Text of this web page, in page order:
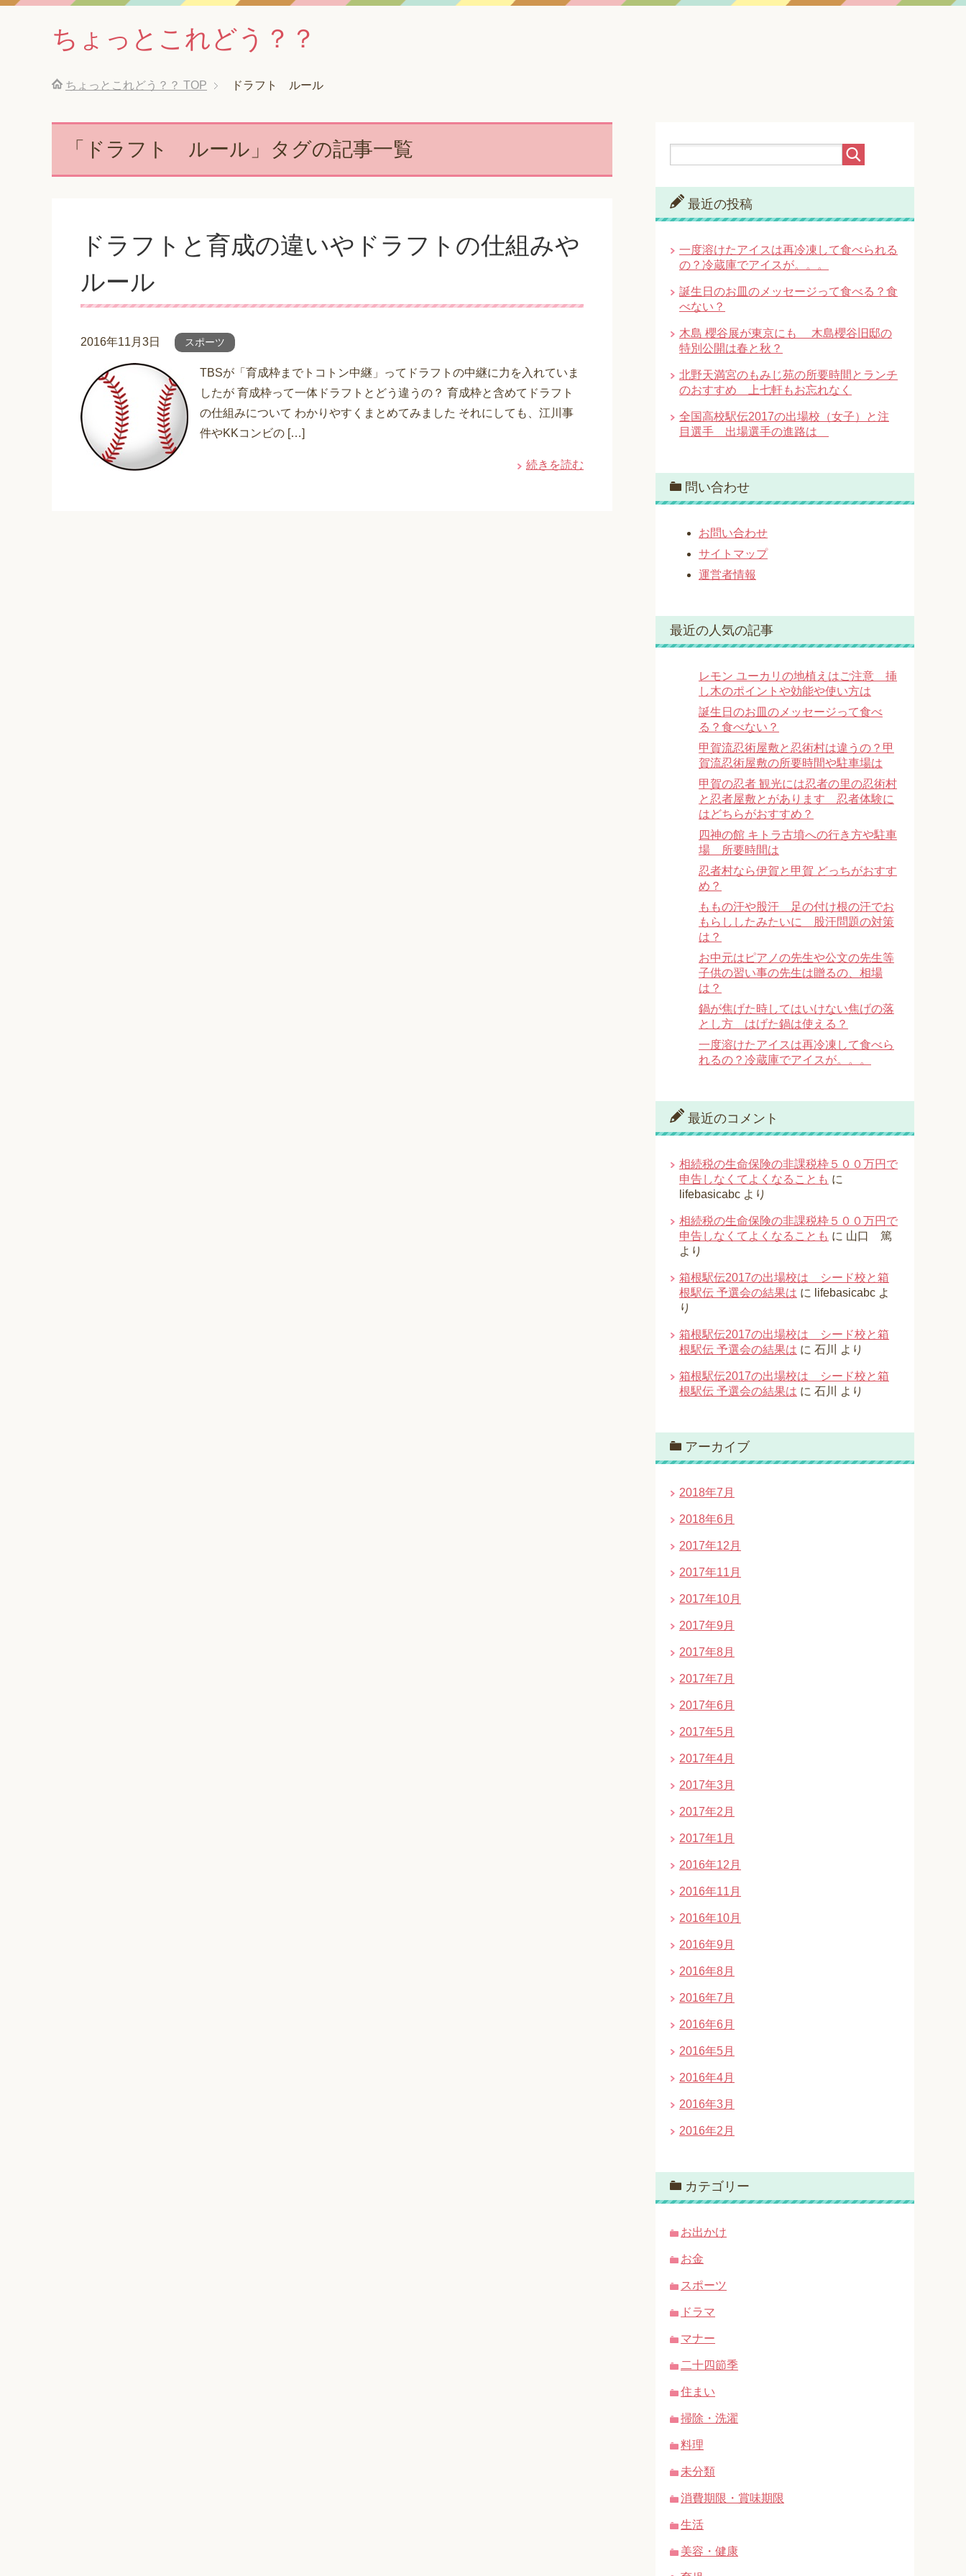
ちょっとこれどう？？
ちょっとこれどう？？ TOP ドラフト ルール
「ドラフト ルール」タグの記事一覧
ドラフトと育成の違いやドラフトの仕組みや
ルール
2016年11月3日 スポーツ
TBSが「育成枠までトコトン中継」ってドラフトの中継に力を入れていま
したが 育成枠って一体ドラフトとどう違うの？ 育成枠と含めてドラフト
の仕組みについて わかりやすくまとめてみました それにしても、江川事
件やKKコンビの […]
続きを読む
最近の投稿
一度溶けたアイスは再冷凍して食べられる
の？冷蔵庫でアイスが。。。
誕生日のお皿のメッセージって食べる？食
べない？
木島 櫻谷展が東京にも 木島櫻谷旧邸の
特別公開は春と秋？
北野天満宮のもみじ苑の所要時間とランチ
のおすすめ 上七軒もお忘れなく
全国高校駅伝2017の出場校（女子）と注
目選手 出場選手の進路は
問い合わせ
お問い合わせ
サイトマップ
運営者情報
最近の人気の記事
レモン ユーカリの地植えはご注意 挿
し木のポイントや効能や使い方は
誕生日のお皿のメッセージって食べ
る？食べない？
甲賀流忍術屋敷と忍術村は違うの？甲
賀流忍術屋敷の所要時間や駐車場は
甲賀の忍者 観光には忍者の里の忍術村
と忍者屋敷とがあります 忍者体験に
はどちらがおすすめ？
四神の館 キトラ古墳への行き方や駐車
場 所要時間は
忍者村なら伊賀と甲賀 どっちがおすす
め？
ももの汗や股汗 足の付け根の汗でお
もらししたみたいに 股汗問題の対策
は？
お中元はピアノの先生や公文の先生等
子供の習い事の先生は贈るの、相場
は？
鍋が焦げた時してはいけない焦げの落
とし方 はげた鍋は使える？
一度溶けたアイスは再冷凍して食べら
れるの？冷蔵庫でアイスが。。。
最近のコメント
相続税の生命保険の非課税枠５００万円で
申告しなくてよくなることも に
lifebasicabc より
相続税の生命保険の非課税枠５００万円で
申告しなくてよくなることも に 山口 篤
より
箱根駅伝2017の出場校は シード校と箱
根駅伝 予選会の結果は に lifebasicabc よ
り
箱根駅伝2017の出場校は シード校と箱
根駅伝 予選会の結果は に 石川 より
箱根駅伝2017の出場校は シード校と箱
根駅伝 予選会の結果は に 石川 より
アーカイブ
2018年7月
2018年6月
2017年12月
2017年11月
2017年10月
2017年9月
2017年8月
2017年7月
2017年6月
2017年5月
2017年4月
2017年3月
2017年2月
2017年1月
2016年12月
2016年11月
2016年10月
2016年9月
2016年8月
2016年7月
2016年6月
2016年5月
2016年4月
2016年3月
2016年2月
カテゴリー
お出かけ
お金
スポーツ
ドラマ
マナー
二十四節季
住まい
掃除・洗濯
料理
未分類
消費期限・賞味期限
生活
美容・健康